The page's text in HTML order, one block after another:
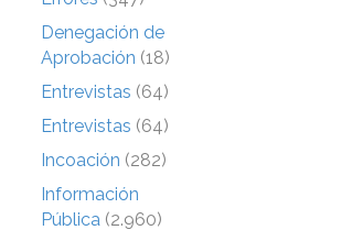
Denegación de
Aprobación (18)
Entrevistas (64)
Entrevistas (64)
Incoación (282)
Información
Pública (2.960)